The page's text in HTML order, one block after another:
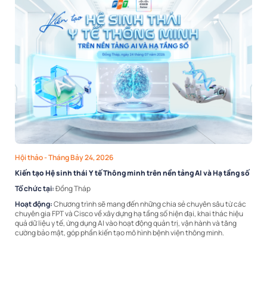
Hội thảo- Tháng Bảy 24, 2026
Kiến tạo Hệ sinh thái Y tế Thông minh trên nền tảng AI và Hạ tầng số
Tổ chức tại:Đồng Tháp
Hoạt động:Chương trình sẽ mang đến những chia sẻ chuyên sâu từ các
chuyên gia FPT và Cisco về xây dựng hạ tầng số hiện đại, khai thác hiệu
quả dữ liệu y tế, ứng dụng AI vào hoạt động quản trị, vận hành và tăng
cường bảo mật, góp phần kiến tạo mô hình bệnh viện thông minh.